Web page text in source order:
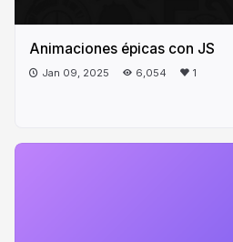
Animaciones épicas con JS
Jan 09, 2025 6,054 1